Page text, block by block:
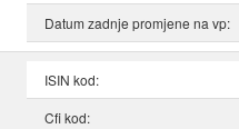
Datum zadnje promjene na vp:
ISIN kod:
Cfi kod: